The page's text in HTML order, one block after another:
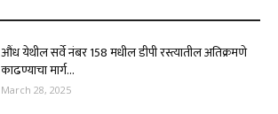
औंध येथील सर्वे नंबर 158 मधील डीपी रस्त्यातील अतिक्रमणे
काढण्याचा मार्ग...
March 28, 2025